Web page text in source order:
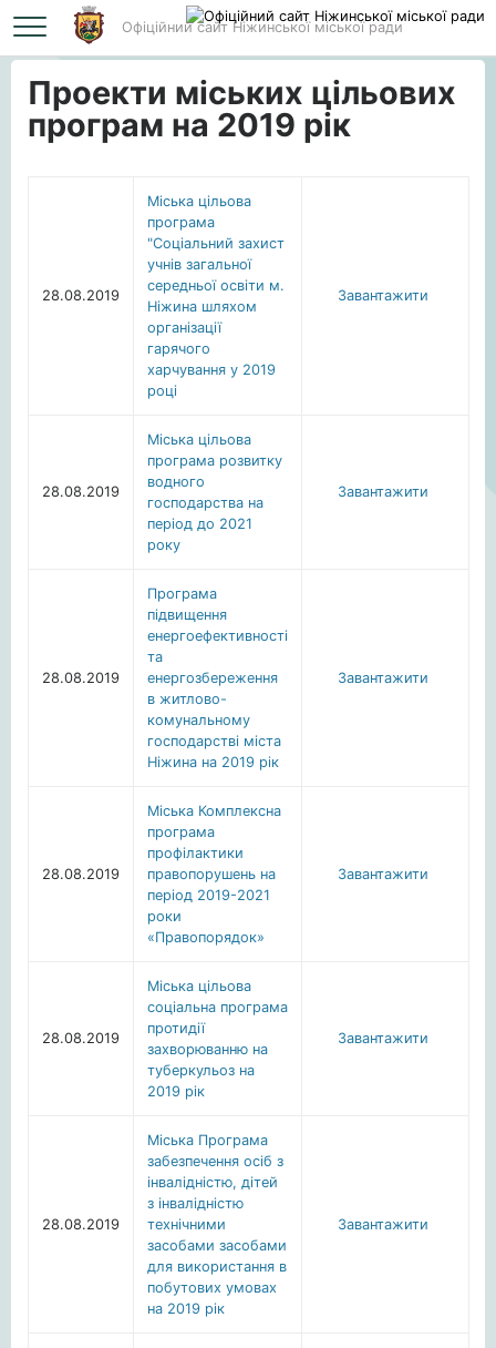
Офіційний сайт Ніжинської міської ради
Головна Проекти міських цільових програм на 2019 рік
Проекти міських цільових
програм на 2019 рік
28.08.2019
Міська цільова
програма
"Соціальний захист
учнів загальної
середньої освіти м.
Ніжина шляхом
організації
гарячого
харчування у 2019
році
Завантажити
28.08.2019
Міська цільова
програма розвитку
водного
господарства на
період до 2021
року
Завантажити
28.08.2019
Програма
підвищення
енергоефективності
та
енергозбереження
в житлово-
комунальному
господарстві міста
Ніжина на 2019 рік
Завантажити
28.08.2019
Міська Комплексна
програма
профілактики
правопорушень на
період 2019-2021
роки
«Правопорядок»
Завантажити
28.08.2019
Міська цільова
соціальна програма
протидії
захворюванню на
туберкульоз на
2019 рік
Завантажити
28.08.2019
Міська Програма
забезпечення осіб з
інвалідністю, дітей
з інвалідністю
технічними
засобами засобами
для використання в
побутових умовах
на 2019 рік
Завантажити